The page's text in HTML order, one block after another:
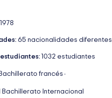
1978
65 nacionalidades diferentes
1032 estudiantes
Bachillerato francés -
Bachillerato Internacional